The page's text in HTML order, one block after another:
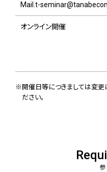
Mail.t-
オンライン開催
※開催日等につきましては変更
ださい。